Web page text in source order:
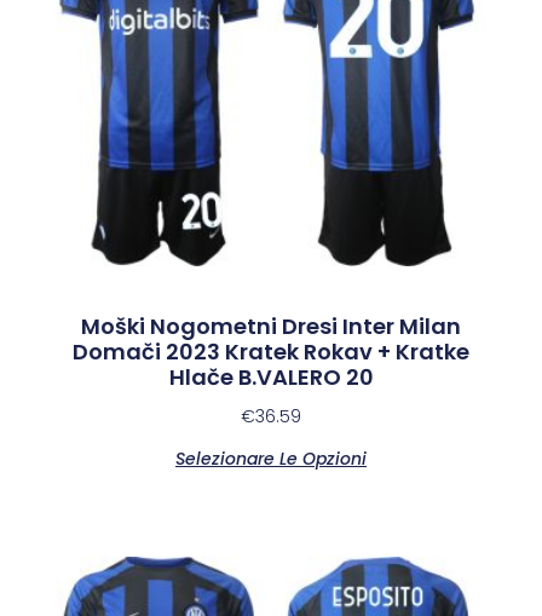
Moški Nogometni Dresi Inter Milan
Domači 2023 Kratek Rokav + Kratke
Hlače B.VALERO 20
€36.59
Selezionare Le Opzioni